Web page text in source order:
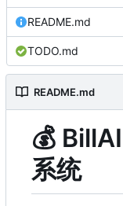
README.md
TODO.md
README.md
💰
系统